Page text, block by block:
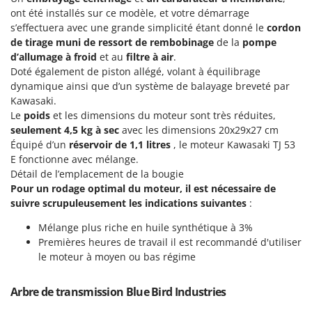
Pulvérisateurs
Pulvérisateurs portés
R
Rafraîchisseurs d'air par évaporation
Rampes de chargement en aluminium
Râpes à fromage électriques
Râteaux pour tracteur
Remplisseuses
Robots nettoyeurs de piscine
Robots Tondeuses
Rogneuses de souches
Rouleaux pour tracteur
Scies à Ruban
GRIFO
GVS
GYS
H
Hailo
Helvi
Henx
HiKOKI
Honda
I
Il-Tec
Imperia
ont été installés sur ce modèle, et votre démarrage
s’effectuera avec une grande simplicité étant donné le cordon
de tirage muni de ressort de rembobinage de la pompe
d’allumage à froid et au filtre à air.
Doté également de piston allégé, volant à équilibrage
dynamique ainsi que d’un système de balayage breveté par
Kawasaki.
Le poids et les dimensions du moteur sont très réduites,
seulement 4,5 kg à sec avec les dimensions 20x29x27 cm
Équipé d’un réservoir de 1,1 litres , le moteur Kawasaki TJ 53
E fonctionne avec mélange.
Détail de l’emplacement de la bougie
Pour un rodage optimal du moteur, il est nécessaire de
suivre scrupuleusement les indications suivantes :
Mélange plus riche en huile synthétique à 3%
Premières heures de travail il est recommandé d'utiliser
le moteur à moyen ou bas régime
Arbre de transmission Blue Bird Industries